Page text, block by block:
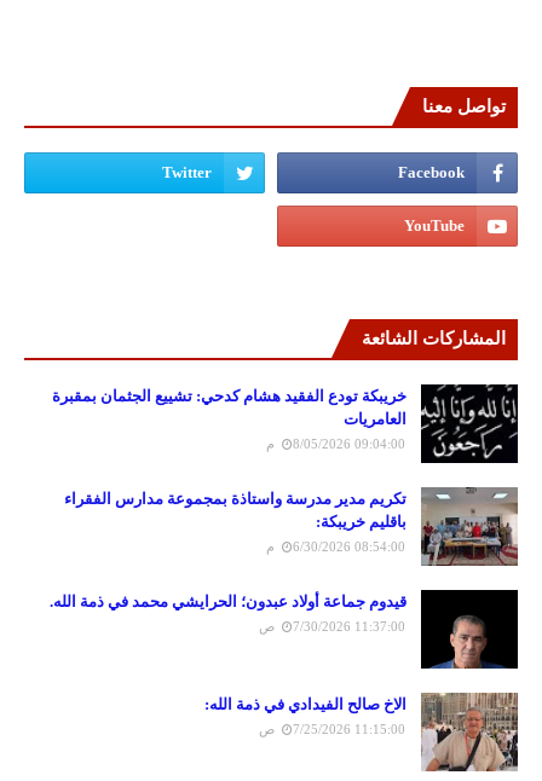
تواصل معنا
المشاركات الشائعة
خريبكة تودع الفقيد هشام كدحي: تشييع الجثمان بمقبرة
العامريات
8/05/2026 09:04:00 م
تكريم مدير مدرسة واستاذة بمجموعة مدارس الفقراء
باقليم خريبكة:
6/30/2026 08:54:00 م
قيدوم جماعة أولاد عبدون؛ الحرايشي محمد في ذمة الله.
7/30/2026 11:37:00 ص
الاخ صالح الفيدادي في ذمة الله:
7/25/2026 11:15:00 ص